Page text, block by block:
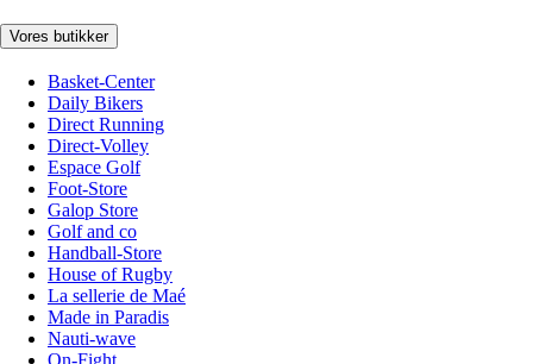
Vores butikker
Basket-Center
Daily Bikers
Direct Running
Direct-Volley
Espace Golf
Foot-Store
Galop Store
Golf and co
Handball-Store
House of Rugby
La sellerie de Maé
Made in Paradis
Nauti-wave
On-Fight